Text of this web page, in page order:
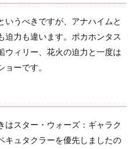
うべきですが、アナハイムと
迫力も違います。ポカホンタス
ウィリー、花火の迫力と一度は
ョーです。
はスター・ウォーズ：ギャラク
キュタクラーを優先しましたの